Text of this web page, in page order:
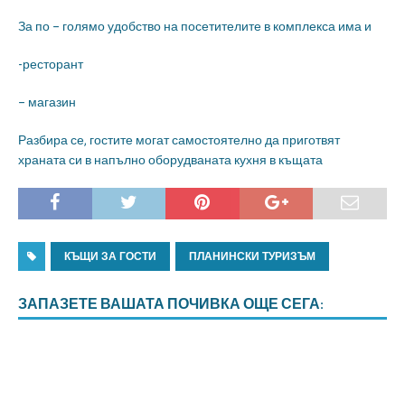
За по – голямо удобство на посетителите в комплекса има и
-ресторант
– магазин
Разбира се, гостите могат самостоятелно да приготвят
храната си в напълно оборудваната кухня в къщата
КЪЩИ ЗА ГОСТИ ПЛАНИНСКИ ТУРИЗЪМ
ЗАПАЗЕТЕ ВАШАТА ПОЧИВКА ОЩЕ СЕГА: